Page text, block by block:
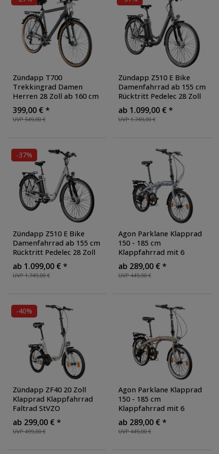
Zündapp T700
Trekkingrad Damen
Herren 28 Zoll ab 160 cm
Fahrrad Trekking Rad 21
Gang StVZO
Trekkingbike
UVP 549,00 €
399,00 € *
Zündapp Z510 E Bike
Damenfahrrad ab 155 cm
Rücktritt Pedelec 28 Zoll
Fahrrad mit tiefem
Einstieg Hollandrad mit 3
Gang Nabenschaltung
UVP 1.749,00 €
ab 1.099,00 € *
-37%
Zündapp Z510 E Bike
Damenfahrrad ab 155 cm
Rücktritt Pedelec 28 Zoll
Fahrrad mit tiefem
Einstieg Hollandrad mit 3
Gang Nabenschaltung
UVP 1.749,00 €
ab 1.099,00 € *
Agon Parklane Klapprad
150 - 185 cm
Klappfahrrad mit 6
Gängen Fahrrad Faltrad
mit Beleuchtung StVZO
und Fahrradständer
UVP 449,00 €
ab 289,00 € *
-40%
Zündapp ZF40 20 Zoll
Klapprad Klappfahrrad
Faltrad StVZO
Faltfahrrad Erwachsene
Damen Herren tiefer
Einstieg, Farbe: weiß
UVP 499,00 €
ab 299,00 € *
Agon Parklane Klapprad
150 - 185 cm
Klappfahrrad mit 6
Gängen Fahrrad Faltrad
mit Beleuchtung StVZO
und Fahrradständer
UVP 449,00 €
ab 289,00 € *